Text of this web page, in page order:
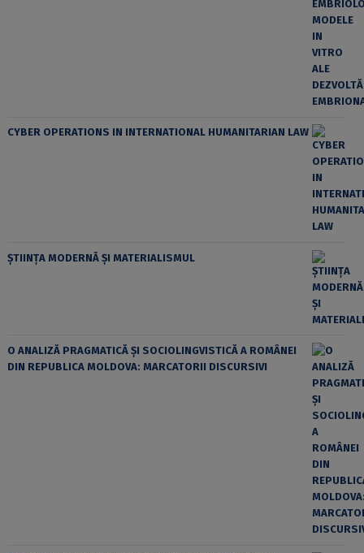
CYBER OPERATIONS IN INTERNATIONAL HUMANITARIAN LAW
ȘTIINȚA MODERNĂ ȘI MATERIALISMUL
O ANALIZĂ PRAGMATICĂ ȘI SOCIOLINGVISTICĂ A ROMÂNEI
DIN REPUBLICA MOLDOVA: MARCATORII DISCURSIVI